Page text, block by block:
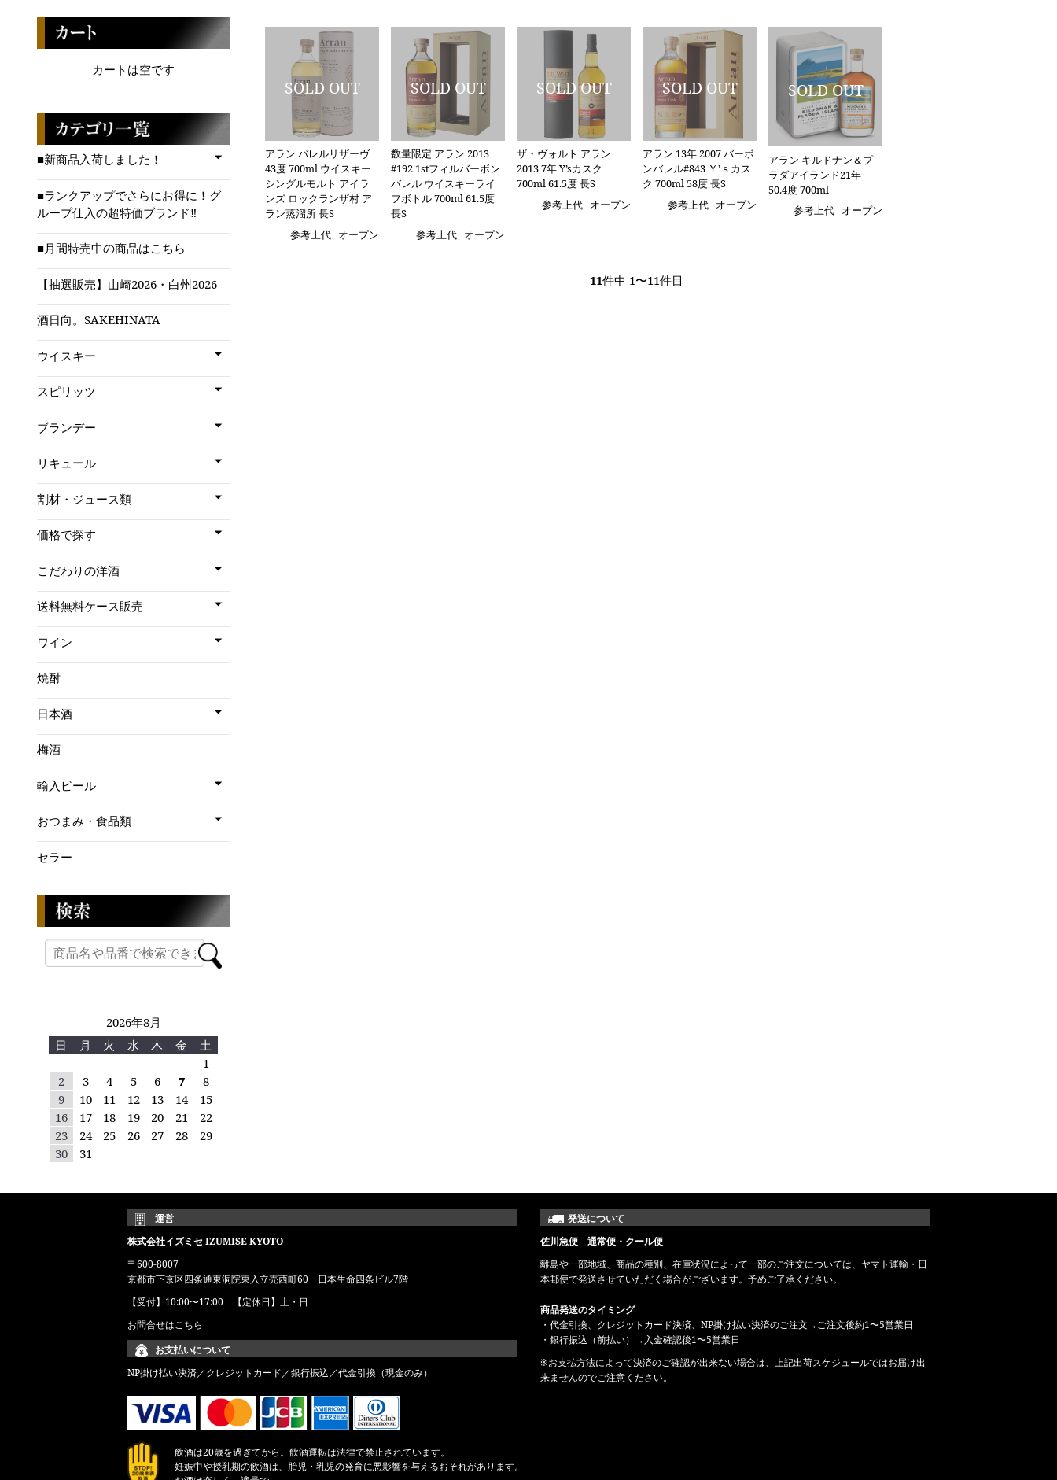
アラン バレルリザーヴ
43度 700ml ウイスキー
シングルモルト アイラ
ンズ ロックランザ村 ア
ラン蒸溜所 長S
参考上代 オープン
数量限定 アラン 2013
#192 1stフィルバーボン
バレル ウイスキーライ
フボトル 700ml 61.5度
長S
参考上代 オープン
ザ・ヴォルト アラン
2013 7年 Y’sカスク
700ml 61.5度 長S
参考上代 オープン
アラン 13年 2007 バーボ
ンバレル#843 Ｙ’ｓカス
ク 700ml 58度 長S
参考上代 オープン
アラン キルドナン＆プ
ラダアイランド21年
50.4度 700ml
参考上代 オープン
11件中 1〜11件目
カートは空です
■新商品入荷しました！
■ランクアップでさらにお得に！グ
ループ仕入の超特価ブランド‼
■月間特売中の商品はこちら
【抽選販売】山崎2026・白州2026
酒日向。SAKEHINATA
ウイスキー
スピリッツ
ブランデー
リキュール
割材・ジュース類
価格で探す
こだわりの洋酒
送料無料ケース販売
ワイン
焼酎
日本酒
梅酒
輸入ビール
おつまみ・食品類
セラー
2026年8月
日
月 火 水 木 金
土
1
2
3 4 5 6 7
8
9
10 11 12 13 14
15
16
17 18 19 20 21
22
23
24 25 26 27 28
29
30
31
運営
株式会社イズミセ IZUMISE KYOTO
〒600-8007
京都市下京区四条通東洞院東入立売西町60 日本生命四条ビル7階
【受付】10:00〜17:00 【定休日】土・日
お問合せはこちら
お支払いについて
NP掛け払い決済／クレジットカード／銀行振込／代金引換（現金のみ）
発送について
佐川急便 通常便・クール便
離島や一部地域、商品の種別、在庫状況によって一部のご注文については、ヤマト運輸・日
本郵便で発送させていただく場合がございます。予めご了承ください。
商品発送のタイミング
・代金引換、クレジットカード決済、NP掛け払い決済のご注文→ご注文後約1〜5営業日
・銀行振込（前払い）→入金確認後1〜5営業日
※お支払方法によって決済のご確認が出来ない場合は、上記出荷スケジュールではお届け出
来ませんのでご注意ください。
飲酒は20歳を過ぎてから。飲酒運転は法律で禁止されています。
妊娠中や授乳期の飲酒は、胎児・乳児の発育に悪影響を与えるおそれがあります。